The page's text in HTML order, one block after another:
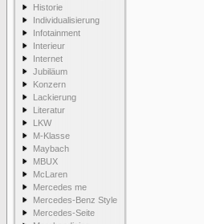
Historie
Individualisierung
Infotainment
Interieur
Internet
Jubiläum
Konzern
Lackierung
Literatur
LKW
M-Klasse
Maybach
MBUX
McLaren
Mercedes me
Mercedes-Benz Style
Mercedes-Seite